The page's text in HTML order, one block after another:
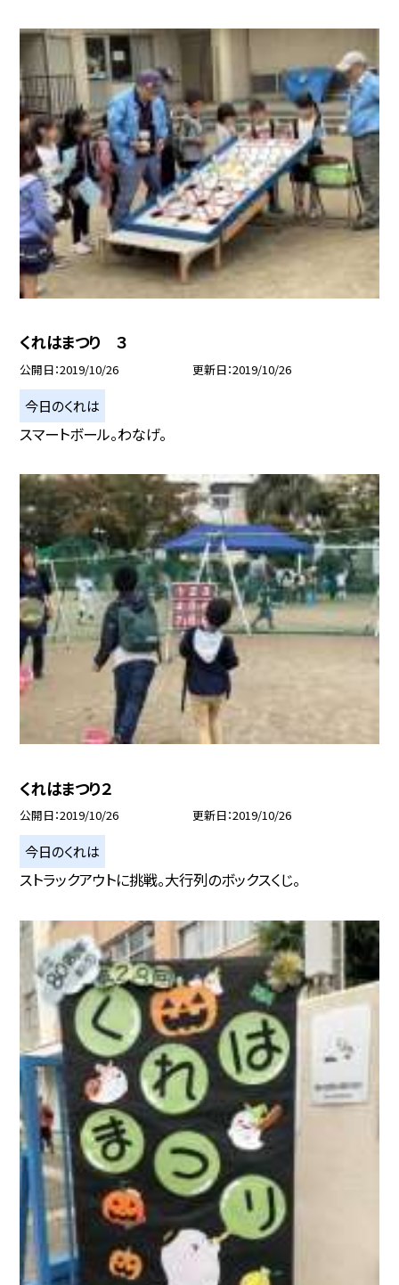
くれはまつり ３
公開日 2019/10/26 更新日 2019/10/26
今日のくれは
スマートボール。わなげ。
くれはまつり２
公開日 2019/10/26 更新日 2019/10/26
今日のくれは
ストラックアウトに挑戦。大行列のボックスくじ。